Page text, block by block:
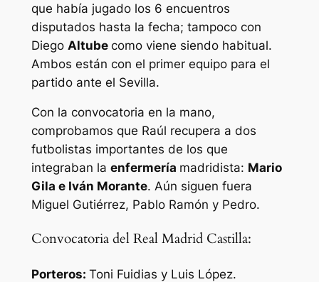
que había jugado los 6 encuentros
disputados hasta la fecha; tampoco con
Diego Altube como viene siendo habitual.
Ambos están con el primer equipo para el
partido ante el Sevilla.
Con la convocatoria en la mano,
comprobamos que Raúl recupera a dos
futbolistas importantes de los que
integraban la enfermería madridista: Mario
Gila e Iván Morante. Aún siguen fuera
Miguel Gutiérrez, Pablo Ramón y Pedro.
Convocatoria del Real Madrid Castilla:
Porteros: Toni Fuidias y Luis López.